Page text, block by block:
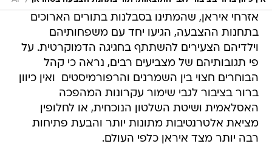
אזרחי איראן, שהמתינו בסבלנות בתורים הארוכים
בתחנות ההצבעה, הגיעו יחד עם משפחותיהם
וילדיהם הצעירים להשתתף בחגיגה הדמוקרטית. על
פי תגובותיהם של מצביעים רבים, נראה כי קהל
הבוחרים חצוי בין השמרנים והרפורמיסטים  ואין כיוון
ברור בציבור לגבי שימור עקרונות המהפכה
האסלאמית ושיטת השלטון הנוכחית, או לחלופין
מציאת אלטרנטיבות מתונות יותר והבעת פתיחות
רבה יותר מצד איראן כלפי העולם.